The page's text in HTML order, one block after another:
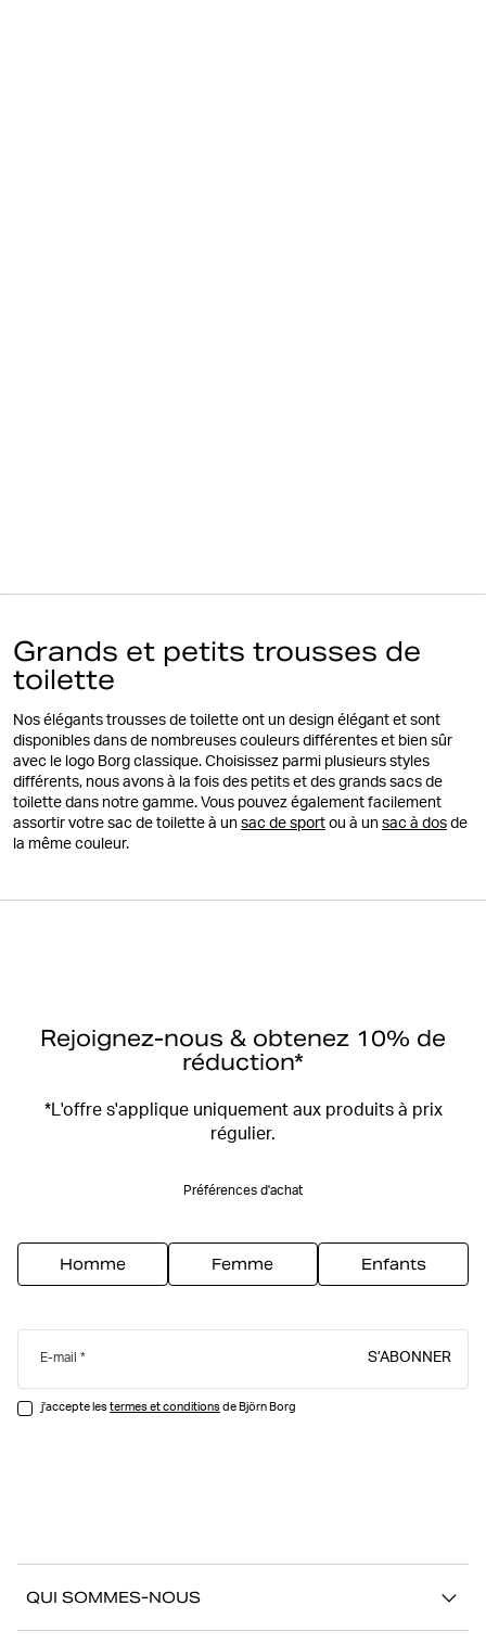
Grands et petits trousses de
toilette
Nos élégants trousses de toilette ont un design élégant et sont
disponibles dans de nombreuses couleurs différentes et bien sûr
avec le logo Borg classique. Choisissez parmi plusieurs styles
différents, nous avons à la fois des petits et des grands sacs de
toilette dans notre gamme. Vous pouvez également facilement
assortir votre sac de toilette à un sac de sport ou à un sac à dos de
la même couleur.
Rejoignez-nous & obtenez 10% de
réduction*
*L'offre s'applique uniquement aux produits à prix
régulier.
Préférences d'achat
Homme Femme Enfants
E-mail S’ABONNER
j'accepte lestermes et conditionsde Björn Borg
QUI SOMMES-NOUS